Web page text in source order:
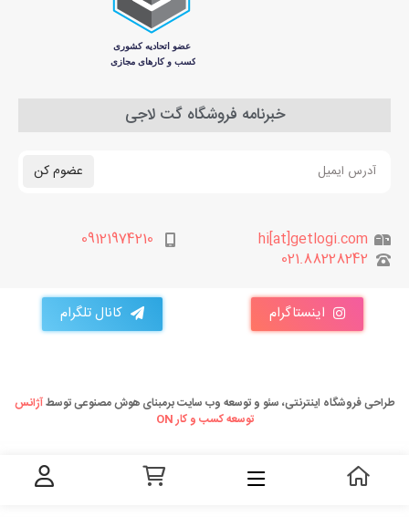
خبرنامه فروشگاه گت لاجی
عضوم کن
hi[at]getlogi.com
09121974210
021.88228242
اینستاگرام کانال تلگرام
طراحی فروشگاه اینترنتی، سئو و توسعه وب سایت برمبنای هوش مصنوعی توسطآژانس
توسعه کسب و کار ON